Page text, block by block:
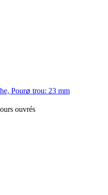
Pour⌀ trou: 23 mm
ouvrés